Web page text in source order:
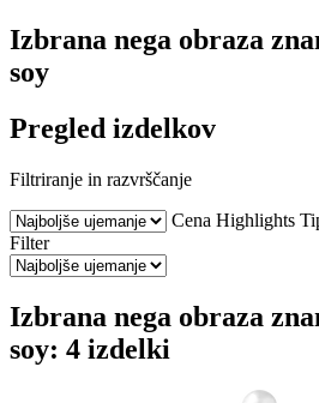
Izbrana nega obraza
soy
Pregled izdelkov
Filtriranje in razvrščanje
Cena Highlights
Filter
Izbrana nega obraza
soy: 4 izdelki